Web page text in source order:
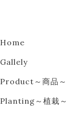
Home
Gallely
Product～商品～
Planting～植栽～